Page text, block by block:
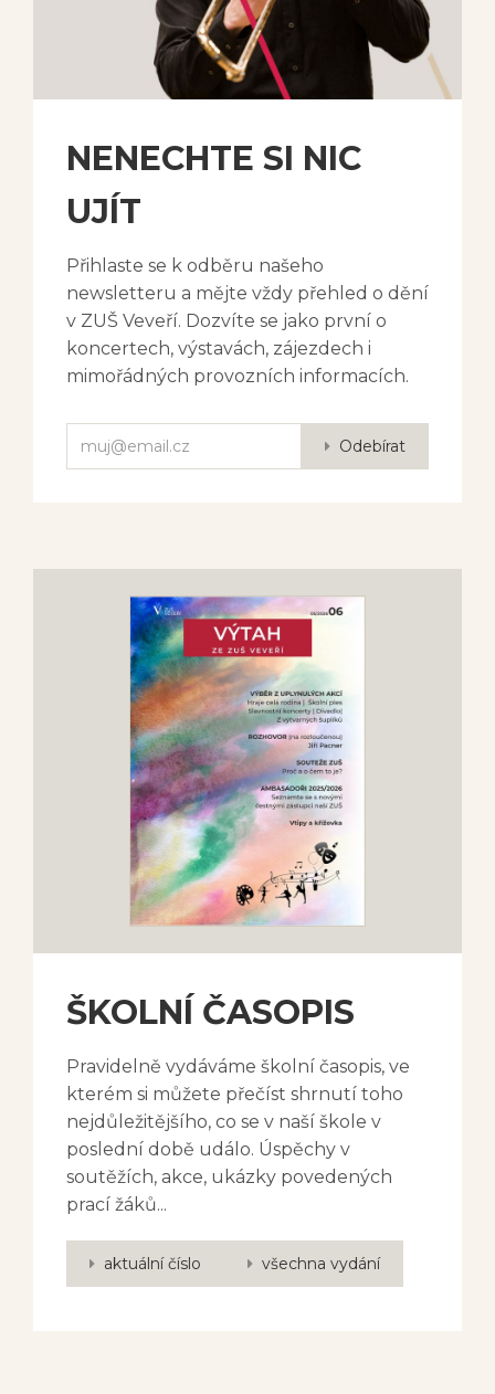
NENECHTE SI NIC
UJÍT
Přihlaste se k odběru našeho
newsletteru a mějte vždy přehled o dění
v ZUŠ Veveří. Dozvíte se jako první o
koncertech, výstavách, zájezdech i
mimořádných provozních informacích.
Odebírat
ŠKOLNÍ ČASOPIS
Pravidelně vydáváme školní časopis, ve
kterém si můžete přečíst shrnutí toho
nejdůležitějšího, co se v naší škole v
poslední době událo. Úspěchy v
soutěžích, akce, ukázky povedených
prací žáků...
aktuální číslo všechna vydání